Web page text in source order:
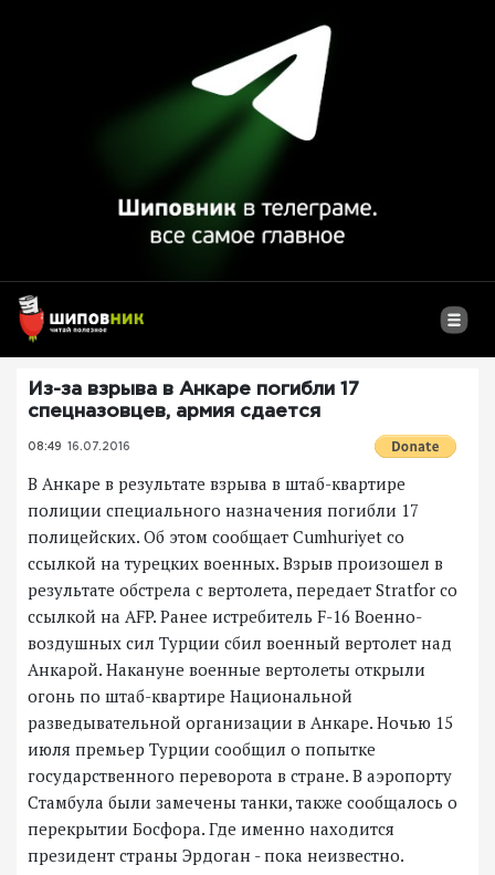
Из-за взрыва в Анкаре погибли 17
спецназовцев, армия сдается
08:49 16.07.2016
В Анкаре в результате взрыва в штаб-квартире
полиции специального назначения погибли 17
полицейских. Об этом сообщает Cumhuriyet со
ссылкой на турецких военных. Взрыв произошел в
результате обстрела с вертолета, передает Stratfor со
ссылкой на AFP. Ранее истребитель F-16 Военно-
воздушных сил Турции сбил военный вертолет над
Анкарой. Накануне военные вертолеты открыли
огонь по штаб-квартире Национальной
разведывательной организации в Анкаре. Ночью 15
июля премьер Турции сообщил о попытке
государственного переворота в стране. В аэропорту
Стамбула были замечены танки, также сообщалось о
перекрытии Босфора. Где именно находится
президент страны Эрдоган - пока неизвестно.